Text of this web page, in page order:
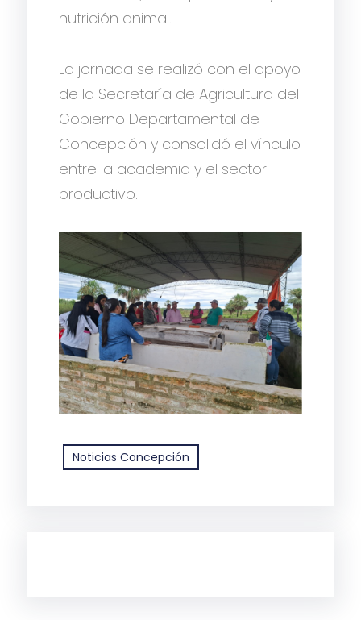
nutrición animal.
La jornada se realizó con el apoyo
de la Secretaría de Agricultura del
Gobierno Departamental de
Concepción y consolidó el vínculo
entre la academia y el sector
productivo.
Noticias Concepción